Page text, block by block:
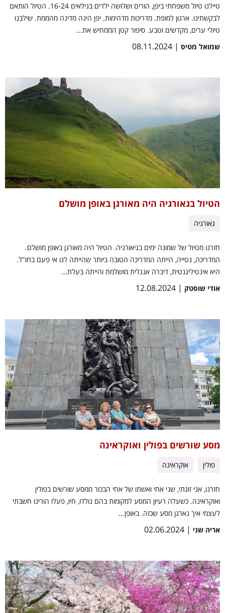
טיילנו טיול משפחתי ביפן, הורים ושלושה ילדים בגילאים 16-24. הטיול הותאם
לבקשתינו. ארגון למופת. מדריכות מדהימות. יפן הינה מדינה מהממת. שילבנו
טיולי ערים, מקדשים וטבע. סיפור קטן הממחיש את...
שמואל מטיס | 08.11.2024
הטיול בגאורגיה היה מאורגן באופן מושלם
גאורגיה
חזרנו מטיול של שמונה ימים בגיאורגיה. הטיול היה מאורגן באופן מושלם.
המדריכה, נטייה, הייתה המדריכה הטובה ביותר שהייתה לנו אי פעם בחו"ל.
היא אינטיליגנטית, דיברה אנגלית מושלמת והייתה בעלת...
אודי שוסטק | 12.08.2024
מסע שורשים בפולין ואוקראינה
פולין אוקראינה
חזרנו, אני זוגתי, שני אחי ואשתו של אחי הבכור ממסע שורשים בפולין
ואוקראינה. כשעלה רעיון המסע למקומות בהם נולדו, חיו, פעלו הורינו חשבתי
לעצמי איך נארגן מסע שכזה. באופן...
אריה שני | 02.06.2024